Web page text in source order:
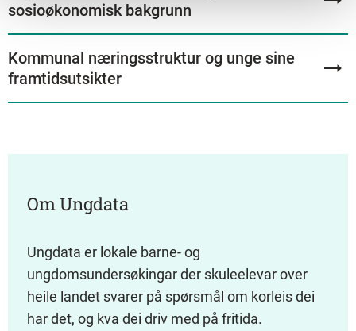
sosioøkonomisk bakgrunn
Kommunal næringsstruktur og unge sine
framtidsutsikter
Om Ungdata
Ungdata er lokale barne- og
ungdomsundersøkingar der skuleelevar over
heile landet svarer på spørsmål om korleis dei
har det, og kva dei driv med på fritida.